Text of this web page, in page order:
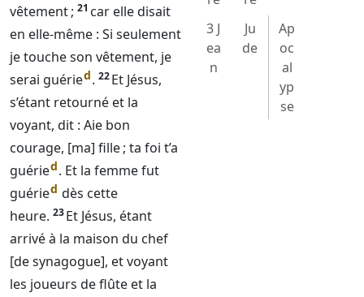
vêtement ; 21 car elle disait
en elle-même : Si seulement
je touche son vêtement, je
serai guéried. 22Et Jésus,
s’étant retourné et la
voyant, dit : Aie bon
courage, [ma] fille ; ta foi t’a
guéried. Et la femme fut
guéried dès cette
heure. 23Et Jésus, étant
arrivé à la maison du chef
[de synagogue], et voyant
les joueurs de flûte et la
3 J
ea
n
Ju
de
Ap
oc
al
yp
se